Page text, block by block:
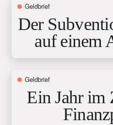
Geldbrief
Der
auf einem
Geldbrief
Ein Jahr im